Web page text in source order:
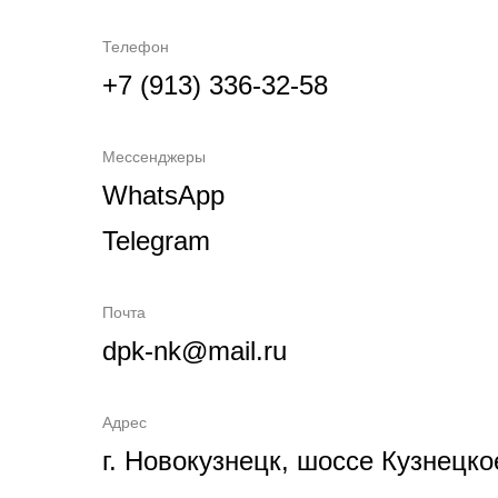
Телефон
+7 (913) 336-32-58
Мессенджеры
WhatsApp
Telegram
Почта
dpk-nk@mail.ru
Адрес
г. Новокузнецк, шоссе